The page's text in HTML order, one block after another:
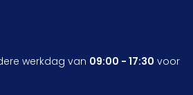
werkdag van 09:00 - 17:30 voor